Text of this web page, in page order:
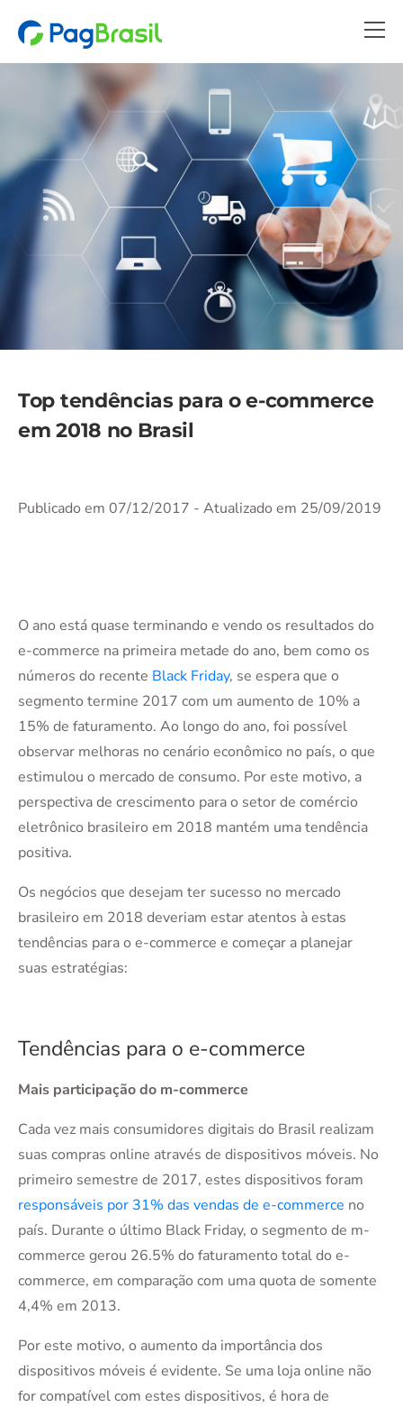
Top tendências para o e-commerce
em 2018 no Brasil
Publicado em 07/12/2017 - Atualizado em 25/09/2019
O ano está quase terminando e vendo os resultados do
e-commerce na primeira metade do ano, bem como os
números do recente Black Friday, se espera que o
segmento termine 2017 com um aumento de 10% a
15% de faturamento. Ao longo do ano, foi possível
observar melhoras no cenário econômico no país, o que
estimulou o mercado de consumo. Por este motivo, a
perspectiva de crescimento para o setor de comércio
eletrônico brasileiro em 2018 mantém uma tendência
positiva.
Os negócios que desejam ter sucesso no mercado
brasileiro em 2018 deveriam estar atentos à estas
tendências para o e-commerce e começar a planejar
suas estratégias:
Tendências para o e-commerce
Mais participação do m-commerce
Cada vez mais consumidores digitais do Brasil realizam
suas compras online através de dispositivos móveis. No
primeiro semestre de 2017, estes dispositivos foram
responsáveis por 31% das vendas de e-commerce no
país. Durante o último Black Friday, o segmento de m-
commerce gerou 26.5% do faturamento total do e-
commerce, em comparação com uma quota de somente
4,4% em 2013.
Por este motivo, o aumento da importância dos
dispositivos móveis é evidente. Se uma loja online não
for compatível com estes dispositivos, é hora de